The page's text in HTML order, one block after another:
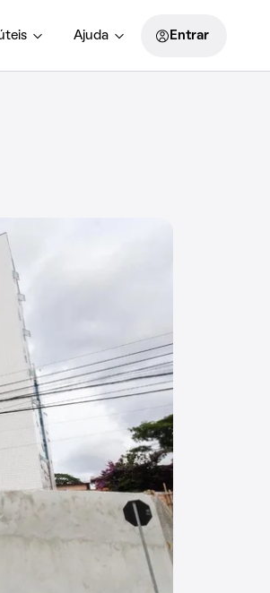
Ajuda Entrar